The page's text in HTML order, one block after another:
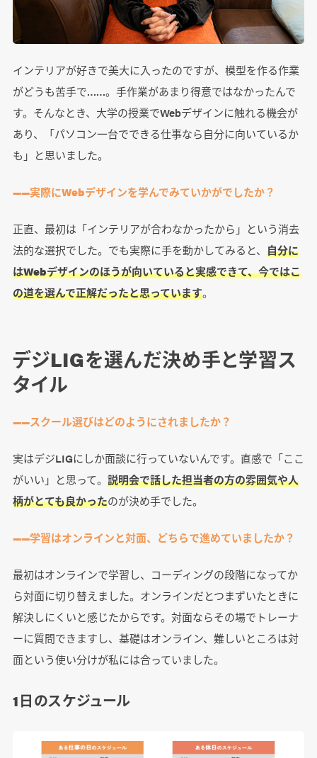
インテリアが好きで美大に入ったのですが、模型を作る作業
がどうも苦手で……。手作業があまり得意ではなかったんで
す。そんなとき、大学の授業でWebデザインに触れる機会が
あり、「パソコン一台でできる仕事なら自分に向いているか
も」と思いました。
――実際にWebデザインを学んでみていかがでしたか？
正直、最初は「インテリアが合わなかったから」という消去
法的な選択でした。でも実際に手を動かしてみると、 自分に
はWebデザインのほうが向いていると実感できて、今ではこ
の道を選んで正解だったと思っています。
デジLIGを選んだ決め手と学習ス
タイル
――スクール選びはどのようにされましたか？
実はデジLIGにしか面談に行っていないんです。直感で「ここ
がいい」と思って。 説明会で話した担当者の方の雰囲気や人
柄がとても良かったのが決め手でした。
――学習はオンラインと対面、どちらで進めていましたか？
最初はオンラインで学習し、コーディングの段階になってか
ら対面に切り替えました。オンラインだとつまずいたときに
解決しにくいと感じたからです。対面ならその場でトレーナ
ーに質問できますし、基礎はオンライン、難しいところは対
面という使い分けが私には合っていました。
1日のスケジュール